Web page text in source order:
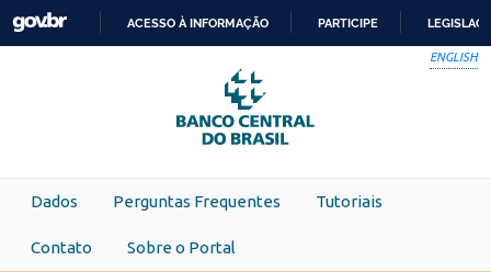
Skip to main content
PARA
O
CONTEÚDO
ACESSO À INFORMAÇÃO PARTICIPE
ENGLISH
Dados Perguntas Frequentes Tutoriais
Contato Sobre o Portal